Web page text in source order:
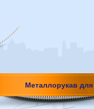
Металлорукав